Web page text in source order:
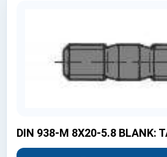
DIN 938-M 8X20-5.8 BLANK: